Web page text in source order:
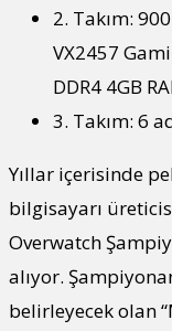
2. Takım:
VX2457
DDR4 4GB
3. Takım: 6
Yıllar içerisinde
bilgisayarı
Overwatch
alıyor.
belirleyecek olan